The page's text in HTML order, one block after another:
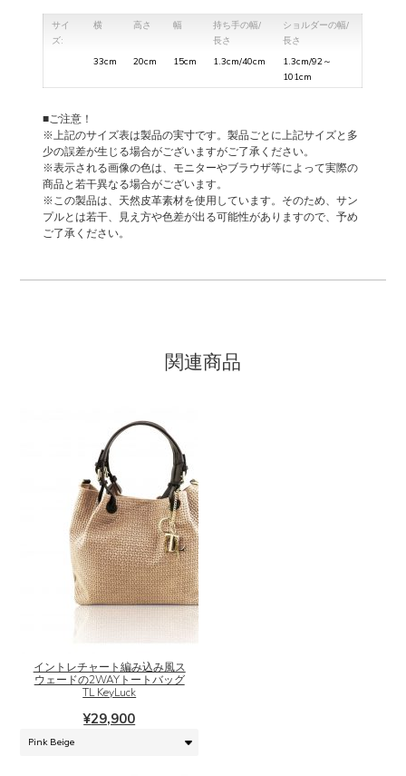
サイ
ズ:
横 高さ 幅
持ち手の幅/
長さ
ショルダーの幅/
長さ
33cm
20cm 15cm 1.3cm/40cm
1.3cm/92～
101cm
■ご注意！
※上記のサイズ表は製品の実寸です。製品ごとに上記サイズと多
少の誤差が生じる場合がございますがご了承ください。
※表示される画像の色は、モニターやブラウザ等によって実際の
商品と若干異なる場合がございます。
※この製品は、天然皮革素材を使用しています。そのため、サン
プルとは若干、見え方や色差が出る可能性がありますので、予め
ご了承ください。
関連商品
イントレチャート編み込み風ス
ウェードの2WAYトートバッグ
TL KeyLuck
¥29,900
こ
の
に
は
複
数